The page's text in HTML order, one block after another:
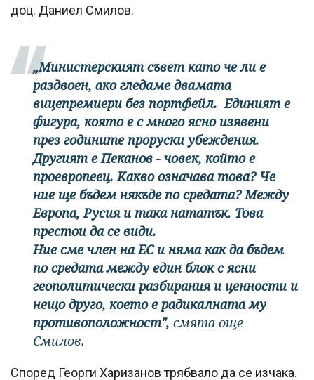
доц. Даниел Смилов.
„Министерският съвет като че ли е
раздвоен, ако гледаме двамата
вицепремиери без портфейл. Единият е
фигура, която е с много ясно изявени
през годините проруски убеждения.
Другият е Пеканов - човек, който е
проевропеец. Какво означава това? Че
ние ще бъдем някъде по средата? Между
Европа, Русия и така нататък. Това
престои да се види.
Ние сме член на ЕС и няма как да бъдем
по средата между един блок с ясни
геополитически разбирания и ценности и
нещо друго, което е радикалната му
противоположност", смята още
Смилов.
Според Георги Харизанов трябвало да се изчака.